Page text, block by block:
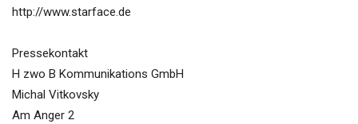
http://www.starface.de
Pressekontakt
H zwo B Kommunikations GmbH
Michal Vitkovsky
Am Anger 2